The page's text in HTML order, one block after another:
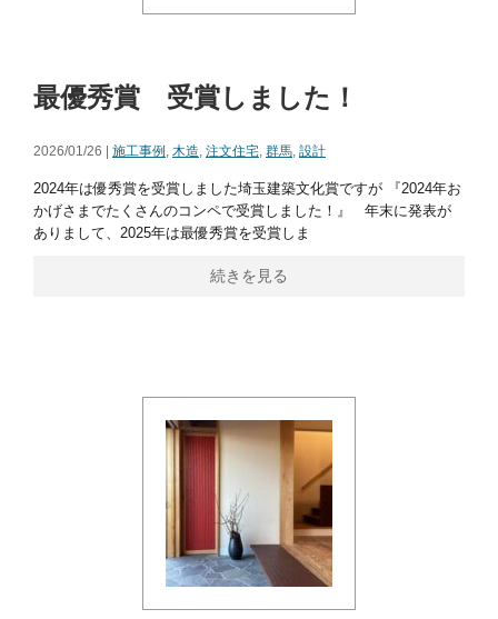
最優秀賞 受賞しました！
2026/01/26 | 施工事例 , 木造, 注文住宅, 群馬, 設計
2024年は優秀賞を受賞しました埼玉建築文化賞ですが 『2024年お
かげさまでたくさんのコンペで受賞しました！』 年末に発表が
ありまして、2025年は最優秀賞を受賞しま
続きを見る